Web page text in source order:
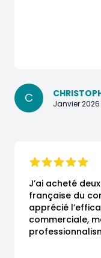
C Janvier 2026
J’ai acheté
française du
apprécié
commerciale,